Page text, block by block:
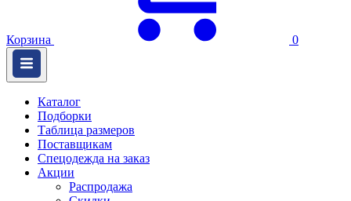
Корзина 0
Каталог
Подборки
Таблица размеров
Поставщикам
Спецодежда на заказ
Акции
Распродажа